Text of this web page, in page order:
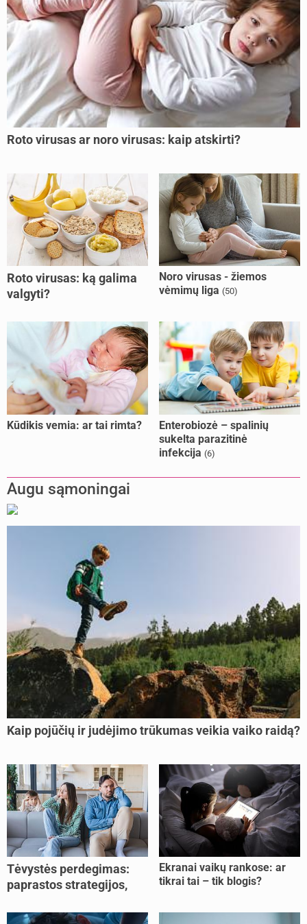
Roto virusas ar noro virusas: kaip atskirti?
Roto virusas: ką galima
valgyti?
Noro virusas - žiemos
vėmimų liga (50)
Kūdikis vemia: ar tai rimta?
Enterobiozė – spalinių
sukelta parazitinė
infekcija (6)
Augu sąmoningai
Kaip pojūčių ir judėjimo trūkumas veikia vaiko raidą?
Tėvystės perdegimas:
paprastos strategijos,
jėgas
Ekranai vaikų rankose: ar
tikrai tai – tik blogis?